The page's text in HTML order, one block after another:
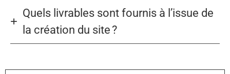
Quels livrables sont fournis à l’issue de
la création du site ?